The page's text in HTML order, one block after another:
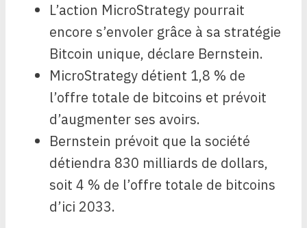
L’action MicroStrategy pourrait
encore s’envoler grâce à sa stratégie
Bitcoin unique, déclare Bernstein.
MicroStrategy détient 1,8 % de
l’offre totale de bitcoins et prévoit
d’augmenter ses avoirs.
Bernstein prévoit que la société
détiendra 830 milliards de dollars,
soit 4 % de l’offre totale de bitcoins
d’ici 2033.